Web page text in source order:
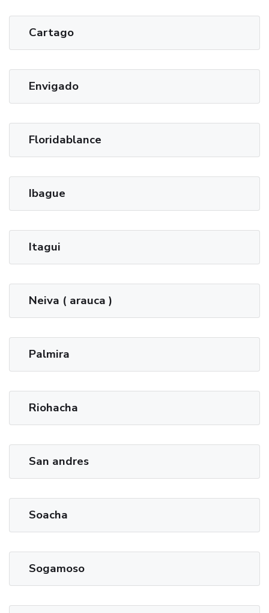
Cartago
Envigado
Floridablance
Ibague
Itagui
Neiva ( arauca )
Palmira
Riohacha
San andres
Soacha
Sogamoso